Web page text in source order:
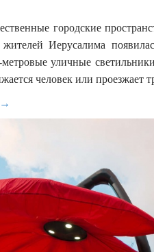
городские
Иерусалима
метровые уличные
человек или проезжает
→